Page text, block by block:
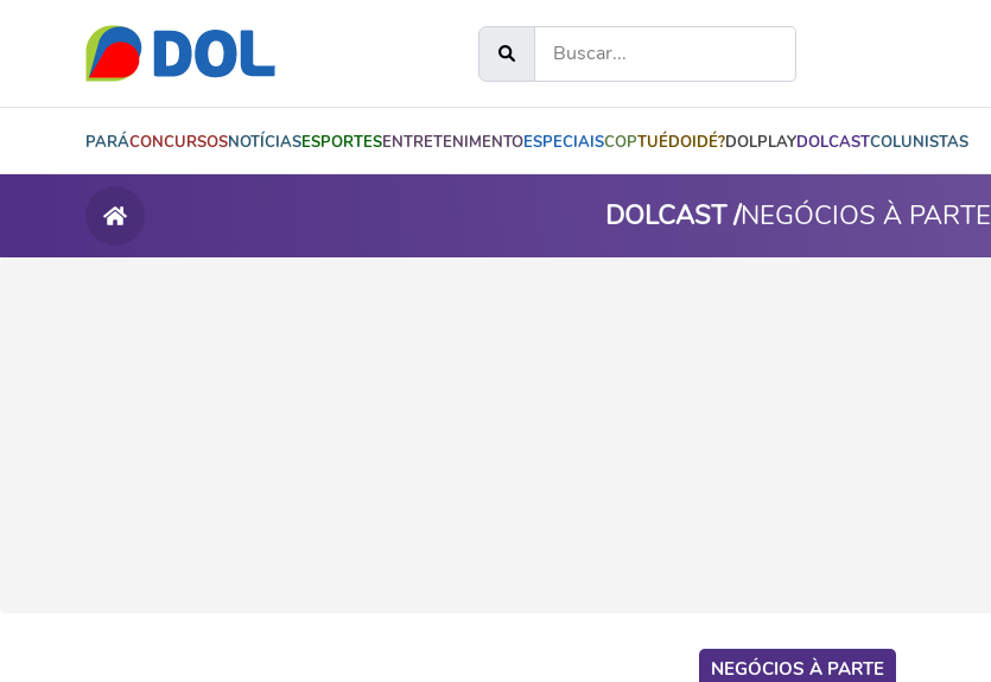
PARÁCONCURSOSNOTÍCIASESPORTESENTRETENIMENTOESPECIAISCOPTUÉDOIDÉ?DOLPLAYDOLCASTCOLUNISTAS
DOLCAST /NEGÓCIOS À PARTE
NEGÓCIOS À PARTE